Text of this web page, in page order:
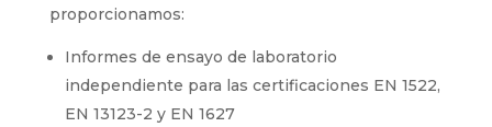
proporcionamos:
Informes de ensayo de laboratorio
independiente para las certificaciones EN 1522,
EN 13123-2 y EN 1627